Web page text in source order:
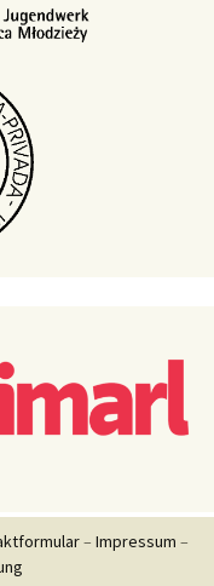
– Impressum –